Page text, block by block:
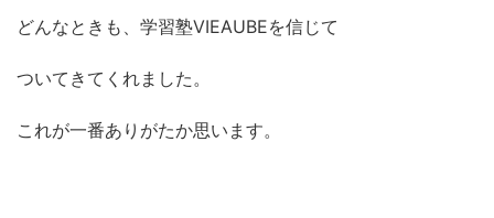
どんなときも、学習塾VIEAUBEを信じて
ついてきてくれました。
これが一番ありがたか思います。